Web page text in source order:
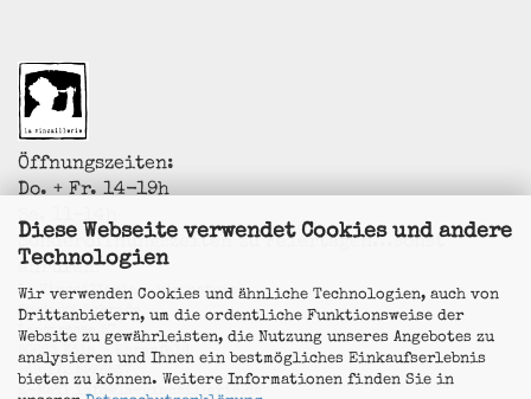
Diese Webseite verwendet Cookies und andere
Technologien
Wir verwenden Cookies und ähnliche Technologien, auch von
Drittanbietern, um die ordentliche Funktionsweise der
Website zu gewährleisten, die Nutzung unseres Angebotes zu
analysieren und Ihnen ein bestmögliches Einkaufserlebnis
bieten zu können. Weitere Informationen finden Sie in
Öffnungszeiten:
Do. + Fr. 14-19h
Sa. 11-14h
Sonderöffnungszeiten zu Feiertagen...sonst
anrufen!
La Vincaillerie - vin naturel
Surk-ki Schrade
Leostrasse 57
50823 Köln - Ehrenfeld
+49 172 5926537
info@la-vincaillerie.de